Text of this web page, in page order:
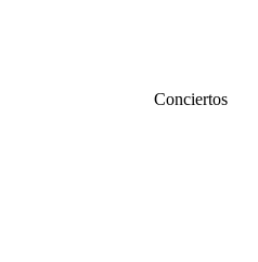
Conciertos